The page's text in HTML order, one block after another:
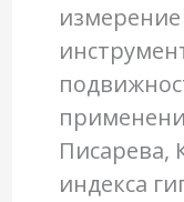
Писарева,
индекса